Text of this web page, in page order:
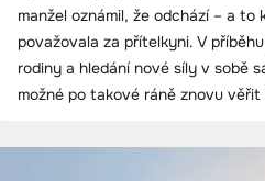
manžel oznámil, že odchází – a to
považovala za přítelkyni. V
rodiny a hledání nové síly v sobě
možné po takové ráně znovu